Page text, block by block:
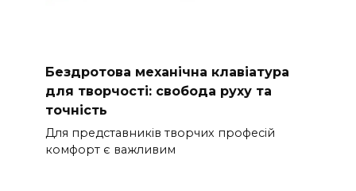
Бездротова механічна клавіатура
для творчості: свобода руху та
точність
Для представників творчих професій
комфорт є важливим